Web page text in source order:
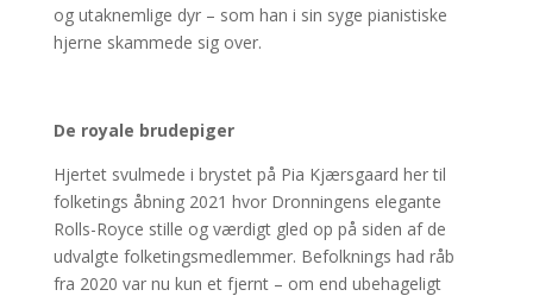
og utaknemlige dyr – som han i sin syge pianistiske
hjerne skammede sig over.
De royale brudepiger
Hjertet svulmede i brystet på Pia Kjærsgaard her til
folketings åbning 2021 hvor Dronningens elegante
Rolls-Royce stille og værdigt gled op på siden af de
udvalgte folketingsmedlemmer. Befolknings had råb
fra 2020 var nu kun et fjernt – om end ubehageligt